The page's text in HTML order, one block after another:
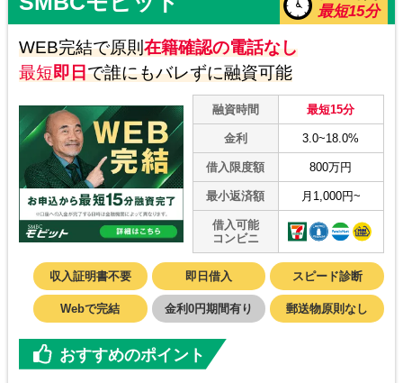
30代 Nさん
プロミスカードローンの無利息期間が長いの
は嬉しいポイントです。臨時の出費でも助か
ります。
最短15分
WEB完結で原則在籍確認の電話なし
最短即日で誰にもバレずに融資可能
融資時間 最短15分
金利 3.0~18.0%
借入限度額 800万円
最小返済額 月1,000円~
借入可能
コンビニ
収入証明書不要 即日借入 スピード診断
Webで完結 金利0円期間有り 郵送物原則なし
おすすめのポイント